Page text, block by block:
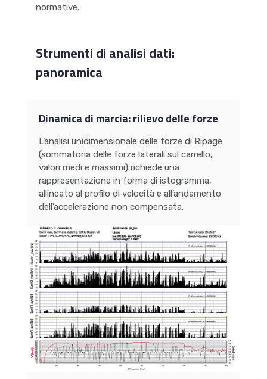
normative.
Strumenti di analisi dati:
panoramica
Dinamica di marcia: rilievo delle forze
L’analisi unidimensionale delle forze di Ripage
(sommatoria delle forze laterali sul carrello,
valori medi e massimi) richiede una
rappresentazione in forma di istogramma,
allineato al profilo di velocità e all’andamento
dell’accelerazione non compensata.